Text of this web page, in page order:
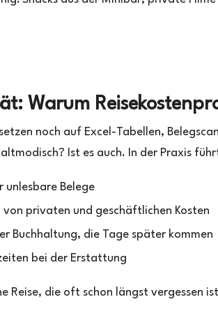
Warum
noch auf Excel-Tabellen,
Ist es auch. In der Praxis
unlesbare Belege
von privaten und geschäftlichen Kosten
Buchhaltung, die Tage später kommen
bei der Erstattung
Reise, die oft schon längst vergessen